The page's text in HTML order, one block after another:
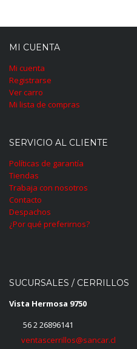
MI CUENTA
Mi cuenta
Registrarse
Ver carro
Mi lista de compras
SERVICIO AL CLIENTE
Políticas de garantía
Tiendas
Trabaja con nosotros
Contacto
Despachos
¿Por qué preferirnos?
SUCURSALES / CERRILLOS
Vista Hermosa 9750
56 2 26896141
ventascerrillos@sancar.cl